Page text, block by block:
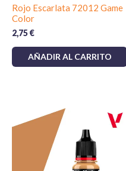
Rojo Escarlata 72012 Game
Color
2,75€
AÑADIR AL CARRITO